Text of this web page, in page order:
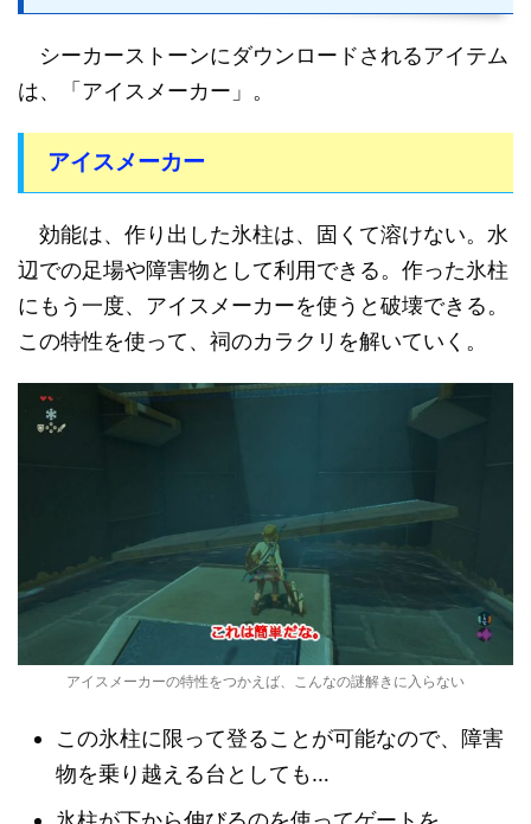
シーカーストーンにダウンロードされるアイテム
は、「アイスメーカー」。
アイスメーカー
効能は、作り出した氷柱は、固くて溶けない。水
辺での足場や障害物として利用できる。作った氷柱
にもう一度、アイスメーカーを使うと破壊できる。
この特性を使って、祠のカラクリを解いていく。
アイスメーカーの特性をつかえば、こんなの謎解きに入らない
この氷柱に限って登ることが可能なので、障害
物を乗り越える台としても…